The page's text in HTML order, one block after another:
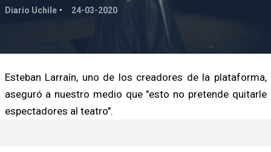
Diario Uchile 24-03-2020
Esteban Larraín, uno de los creadores de la plataforma,
aseguró a nuestro medio que "esto no pretende quitarle
espectadores al teatro".